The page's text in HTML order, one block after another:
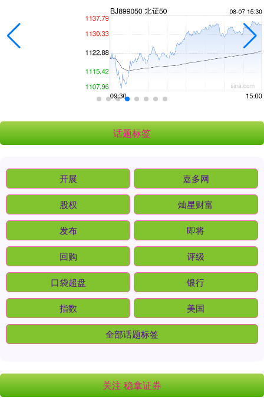
话题标签
开展 嘉多网
股权 灿星财富
发布 即将
回购 评级
口袋超盘 银行
指数 美国
全部话题标签
关注 稳拿证券